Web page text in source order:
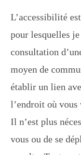
L’accessibilité
pour lesquelles
consultation
moyen de
établir un lien
l’endroit où
Il n’est plus
vous ou de se